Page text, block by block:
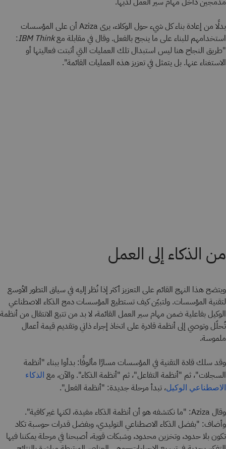
بدلًا من إعادة بناء كل شيء حول الوكلاء، يرى Aziza أن على المؤسسات
استخدامهم للبناء على ما ينجح بالفعل. وقال في مقابلة معIBM Think
:
"طريق النجاح هنا ليس استبدال تلك العمليات التي أثبتت فعاليتها أو
الاستغناء عنها. بل يتمثل في تعزيز هذه العمليات القائمة".
من الذكاء إلى العمل
ويتضح هذا النهج القائم على التعزيز أكثر إذا نُظر إليه في سياق التطور الأوسع
لتقنية المؤسسات. ولتبيّن كيف تستطيع المؤسسات دمج الذكاء الاصطناعي
الوكيل بفاعلية ضمن مهام سير العمل القائمة، لا بد من تتبع الانتقال من أنظمة
تُحلّل وتوصي إلى أنظمة قادرة على اتخاذ إجراء ذاتي وتقديم قيمة أعمال
ملموسة.
وقد سلك قادة التقنية في المؤسسات مسارًا مألوفًا: بدأوا ببناء "أنظمة
السجلات"، ثم "أنظمة التفاعل"، ثم "أنظمة الذكاء". والآن، مع الذكاء
الاصطناعي الوكيل، تبدأ مرحلة جديدة: "أنظمة الفعل".
وقال Aziza: "ما نكتشفه هو أن أنظمة الذكاء مفيدة، لكنها غير كافية".
وأضاف: "بفضل الذكاء الاصطناعي التوليدي، وبفضل قدرات حوسبة تكاد
تكون بلا حدود، وتخزين محدود، وشبكات قوية، أصبحنا في مرحلة يمكننا فيها